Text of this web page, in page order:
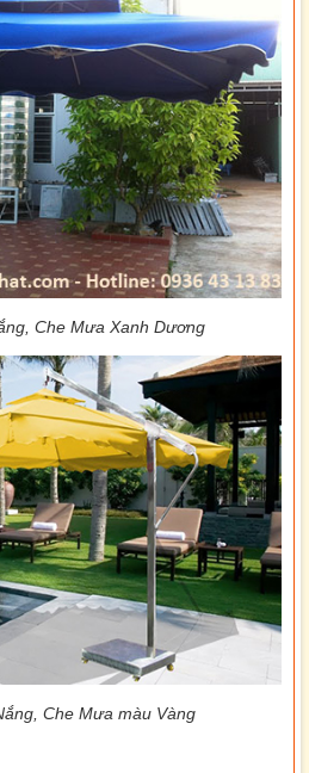
Che Mưa Xanh Dương
Che Mưa màu Vàng